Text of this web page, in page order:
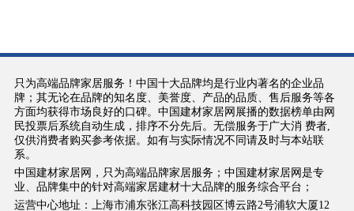
只为高端品牌家居服务！中国十大品牌均是行业内著名的企业品
牌；其无论在品牌的知名度、美誉度、产品的品质、售后服务等各
方面均获得市场良好的口碑。中国建材家居网展播的数据榜单由网
民投票后系统自动生成，排序不分先后。无偿服务于广大消 费者,
仅供消费者购买参考依据。如有与实际情况不同请及时与本站联
系。
中国建材家居网，只为高端品牌家居服务；中国建材家居网是专
业、品牌集中的针对高端家居建材十大品牌的服务综合平台；
运营中心地址：上海市浦东张江高科技园区博云路2号浦软大厦12